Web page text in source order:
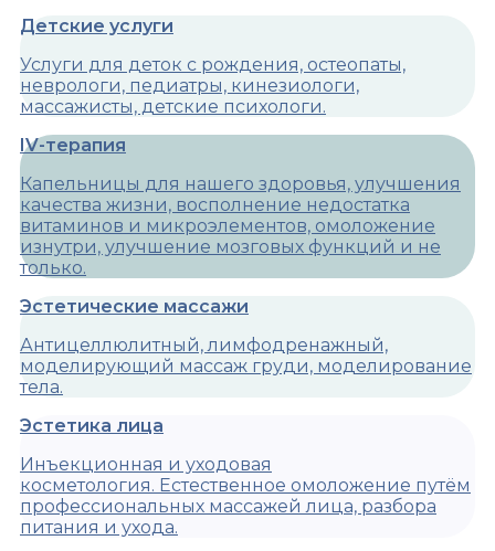
Детские услуги
Услуги для деток с рождения, остеопаты,
неврологи, педиатры, кинезиологи,
массажисты, детские психологи.
IV-терапия
Капельницы для нашего здоровья, улучшения
качества жизни, восполнение недостатка
витаминов и микроэлементов, омоложение
изнутри, улучшение мозговых функций и не
только.
Эстетические массажи
Антицеллюлитный, лимфодренажный,
моделирующий массаж груди, моделирование
тела.
Эстетика лица
Инъекционная и уходовая
косметология. Естественное омоложение путём
профессиональных массажей лица, разбора
питания и ухода.